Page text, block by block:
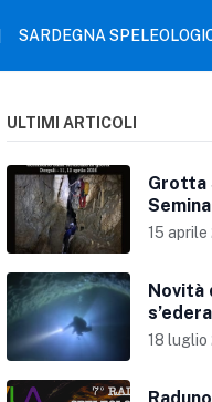
SARDEGNA
ULTIMI ARTICOLI
Grotta
15 aprile
Novità
s’edera
18 luglio